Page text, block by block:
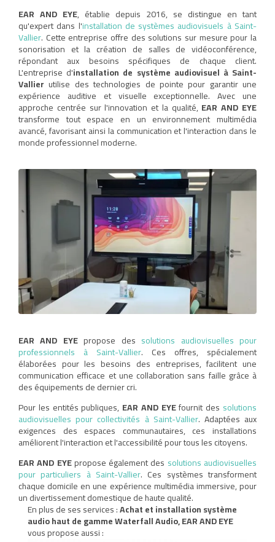
EAR AND EYE, établie depuis 2016, se distingue en tant
qu'expert dans l'installation de systèmes audiovisuels à Saint-
Vallier. Cette entreprise offre des solutions sur mesure pour la
sonorisation et la création de salles de vidéoconférence,
répondant aux besoins spécifiques de chaque client.
L'entreprise d'installation de système audiovisuel à Saint-
Vallier utilise des technologies de pointe pour garantir une
expérience auditive et visuelle exceptionnelle. Avec une
approche centrée sur l'innovation et la qualité, EAR AND EYE
transforme tout espace en un environnement multimédia
avancé, favorisant ainsi la communication et l'interaction dans le
monde professionnel moderne.
EAR AND EYEpropose des solutions audiovisuelles pour
professionnels à Saint-Vallier. Ces offres, spécialement
élaborées pour les besoins des entreprises, facilitent une
communication efficace et une collaboration sans faille grâce à
des équipements de dernier cri.
Pour les entités publiques, EAR AND EYEfournit des solutions
audiovisuelles pour collectivités à Saint-Vallier. Adaptées aux
exigences des espaces communautaires, ces installations
améliorent l'interaction et l'accessibilité pour tous les citoyens.
EAR AND EYEpropose également des solutions audiovisuelles
pour particuliers à Saint-Vallier. Ces systèmes transforment
chaque domicile en une expérience multimédia immersive, pour
un divertissement domestique de haute qualité.
En plus de ses services :Achat et installation système
audio haut de gamme Waterfall Audio, EAR AND EYE
vous propose aussi :